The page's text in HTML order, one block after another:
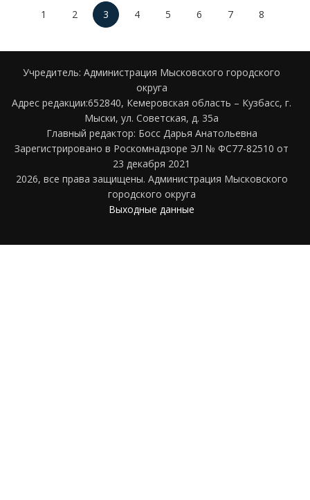
1 2 3 4 5 6 7 8
Учредитель: Администрация Мысковского городского
округа
Адрес редакции:652840, Кемеровская область – Кузбасс, г.
Мыски, ул. Советская, д. 35а
Главный редактор: Босс Дарья Анатольевна
Зарегистрировано в Роскомнадзоре ЭЛ № ФС77-82510 от
23 декабря 2021
2026, все права защищены. Администрация Мысковского
городского округа
Выходные данные